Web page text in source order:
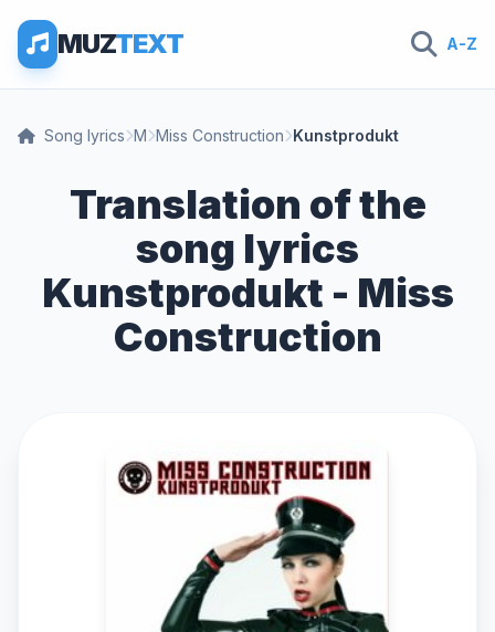
MUZTEXT A-Z
Song lyrics M Miss Construction Kunstprodukt
Translation of the
song lyrics
Kunstprodukt - Miss
Construction